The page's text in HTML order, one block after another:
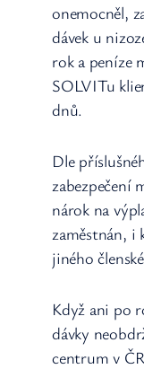
onemocněl,
dávek u
rok a peníze
SOLVITu
dnů.
Dle
zabezpečení
nárok na
zaměstnán, i
jiného
Když ani po
dávky
centrum v